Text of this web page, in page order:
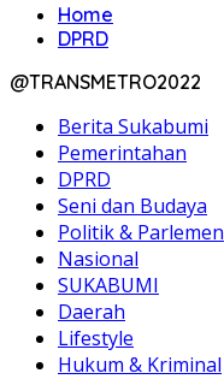
Home
DPRD
@TRANSMETRO2022
Berita Sukabumi
Pemerintahan
DPRD
Seni dan Budaya
Politik & Parlemen
Nasional
SUKABUMI
Daerah
Lifestyle
Hukum & Kriminal